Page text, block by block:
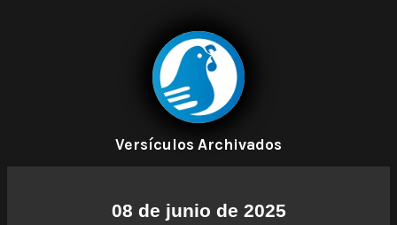
Versículos Archivados
08 de junio de 2025